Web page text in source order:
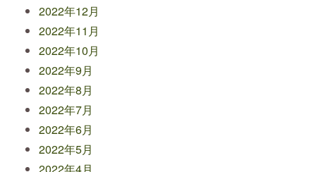
2022年12月
2022年11月
2022年10月
2022年9月
2022年8月
2022年7月
2022年6月
2022年5月
2022年4月